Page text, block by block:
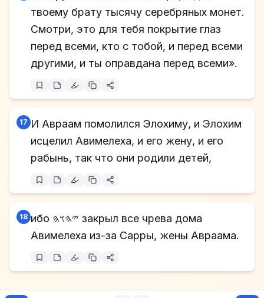
твоему брату тысячу серебряных монет.
Смотри, это для тебя покрытие глаз
перед всеми, кто с тобой, и перед всеми
другими, и ты оправдана перед всеми».
17 И Авраам помолился Элохиму, и Элохим
исцелил Авимелеха, и его жену, и его
рабынь, так что они родили детей,
18 ибо 𐤉𐤄𐤅𐤄 закрыл все чрева дома
Авимелеха из-за Сарры, жены Авраама.